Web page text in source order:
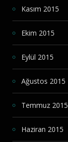
Kasım 2015
Ekim 2015
Eylül 2015
Ağustos 2015
Temmuz 2015
Haziran 2015